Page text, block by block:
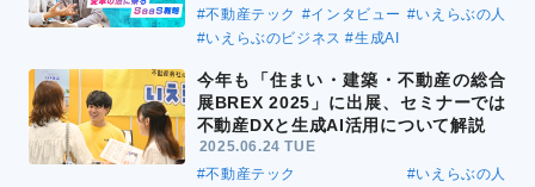
#不動産テック #インタビュー #いえらぶの人
#いえらぶのビジネス #生成AI
今年も「住まい・建築・不動産の総合
展BREX 2025」に出展、セミナーでは
不動産DXと生成AI活用について解説
2025.06.24 TUE
#不動産テック
#いえらぶの人